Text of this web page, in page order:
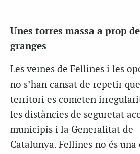
Unes torres massa a prop
granges
Les veïnes de Fellines i les
no s’han cansat de repetir
territori es cometen
les distàncies de seguretat
municipis i la Generalitat de
Catalunya. Fellines no és